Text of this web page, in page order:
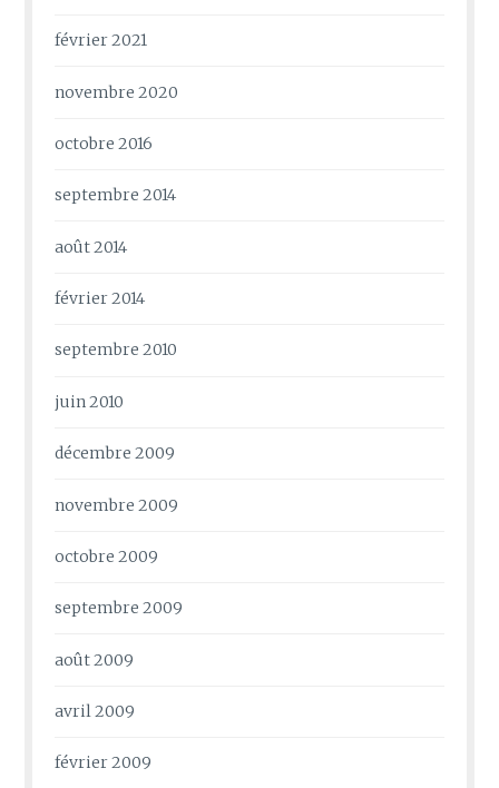
février 2021
novembre 2020
octobre 2016
septembre 2014
août 2014
février 2014
septembre 2010
juin 2010
décembre 2009
novembre 2009
octobre 2009
septembre 2009
août 2009
avril 2009
février 2009